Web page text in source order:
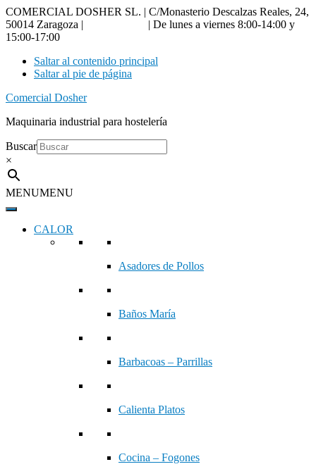
COMERCIAL DOSHER SL. | C/Monasterio Descalzas Reales, 24,
50014 Zaragoza |
| De lunes a viernes 8:00-14:00 y
15:00-17:00
Saltar al contenido principal
Saltar al pie de página
Comercial Dosher
Maquinaria industrial para hostelería
Buscar
×
MENUMENU
CALOR
Asadores de Pollos
Baños María
Barbacoas – Parrillas
Calienta Platos
Cocina – Fogones